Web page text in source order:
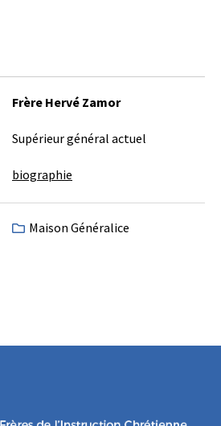
Frère Hervé Zamor
Supérieur général actuel
biographie
Maison Généralice